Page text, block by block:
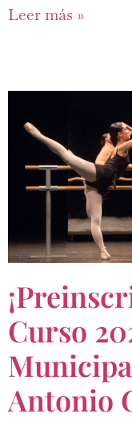
Leer más »
Curso
Antonio